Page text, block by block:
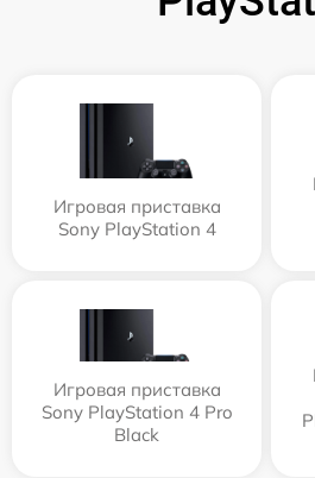
Игровая приставка
Sony PlayStation 4
Игровая приставка
Sony PlayStation 4 Pro
Black